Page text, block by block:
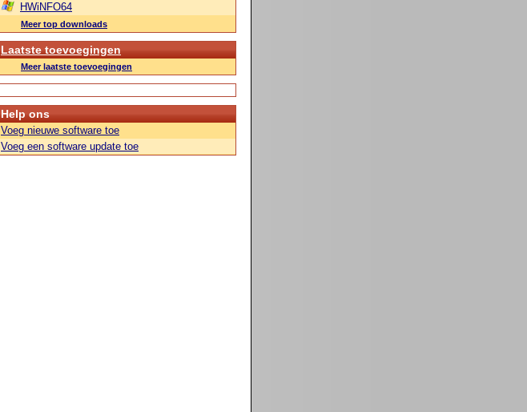
HWiNFO64
Meer top downloads
Laatste toevoegingen
Meer laatste toevoegingen
Help ons
Voeg nieuwe software toe
Voeg een software update toe